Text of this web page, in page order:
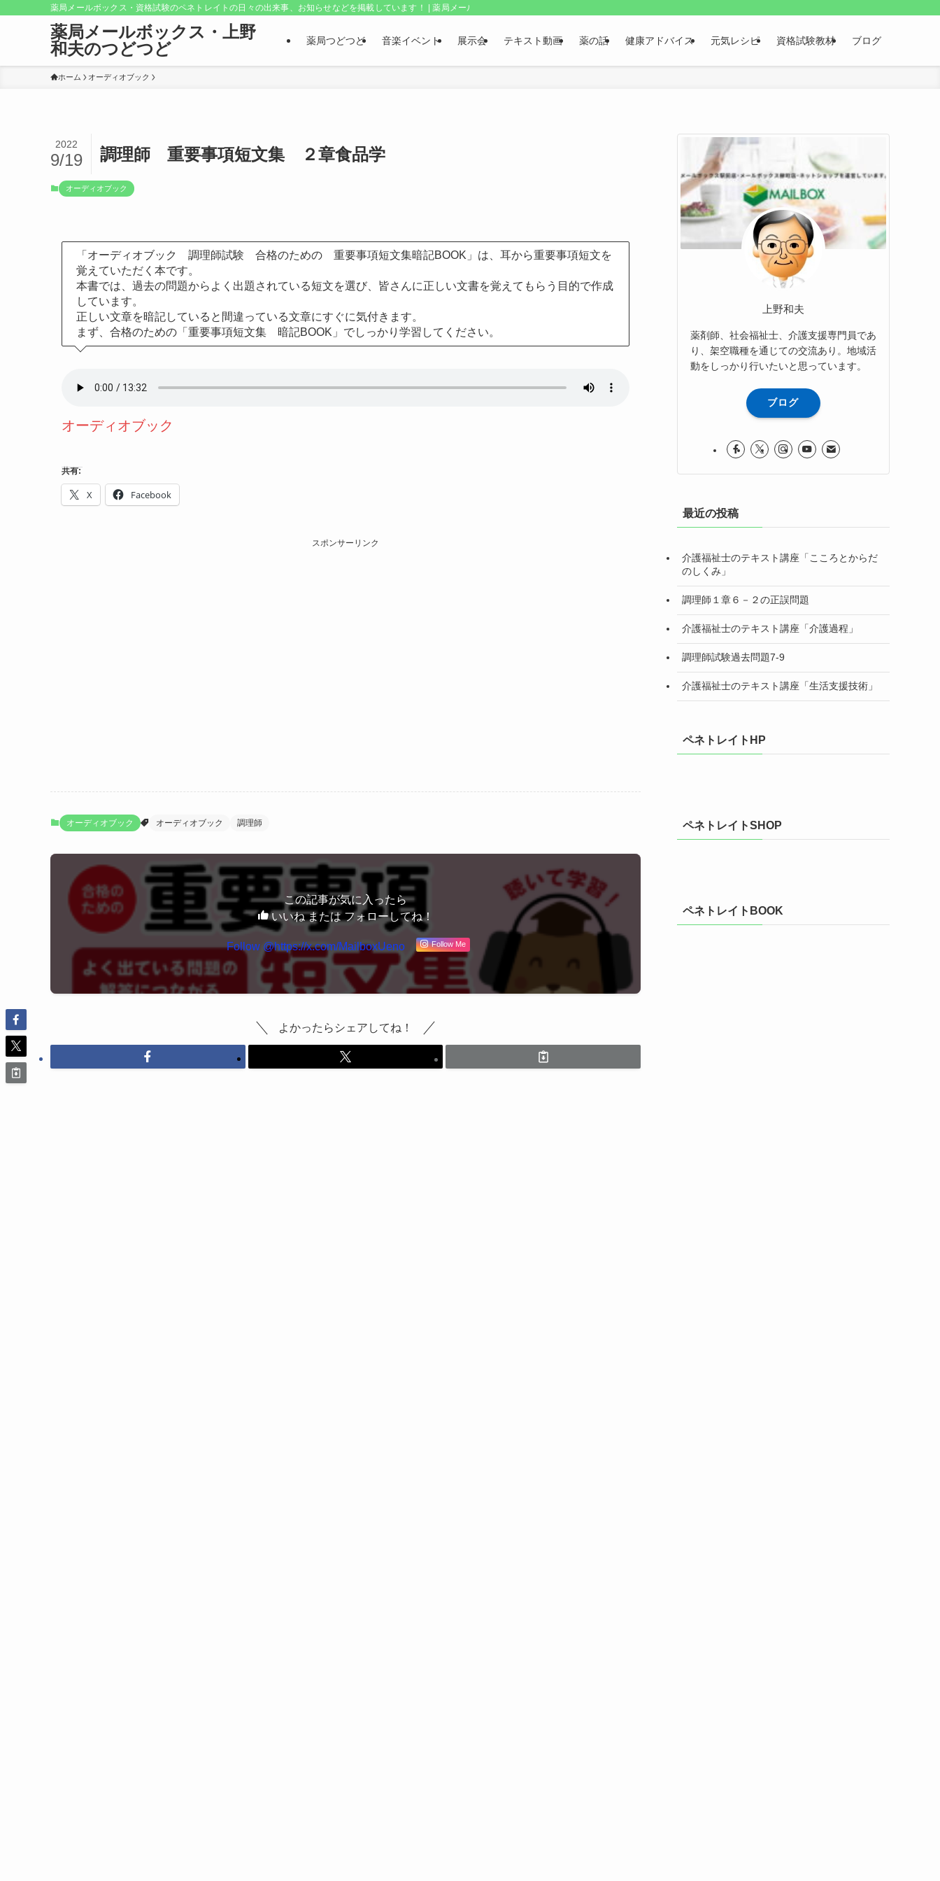
薬局メールボックス・資格試験のペネトレイトの日々の出来事、お知らせなどを掲載しています！ | 薬局メールボックス・上野和夫のつどつど
薬局メールボックス・上野
和夫のつどつど
薬局つどつど 音楽イベント 展示会 テキスト動画 薬の話 健康アドバイス 元気レシピ 資格試験教材 ブログ
ホーム オーディオブック
調理師 重要事項短文集 ２章食品学
2022
9/19
オーディオブック
「オーディオブック 調理師試験 合格のための 重要事項短文集暗記BOOK」は、耳から重要事項短文を
覚えていただく本です。
本書では、過去の問題からよく出題されている短文を選び、皆さんに正しい文書を覚えてもらう目的で作成
しています。
正しい文章を暗記していると間違っている文章にすぐに気付きます。
まず、合格のための「重要事項短文集 暗記BOOK」でしっかり学習してください。
オーディオブック
共有:
X Facebook
スポンサーリンク
オーディオブック オーディオブック 調理師
この記事が気に入ったら
いいね または フォローしてね！
Follow @https://x.com/MailboxUeno Follow Me
よかったらシェアしてね！
上野和夫
薬剤師、社会福祉士、介護支援専門員であ
り、架空職種を通じての交流あり。地域活
動をしっかり行いたいと思っています。
ブログ
最近の投稿
介護福祉士のテキスト講座「こころとからだ
のしくみ」
調理師１章６－２の正誤問題
介護福祉士のテキスト講座「介護過程」
調理師試験過去問題7-9
介護福祉士のテキスト講座「生活支援技術」
ペネトレイトHP
ペネトレイトSHOP
ペネトレイトBOOK